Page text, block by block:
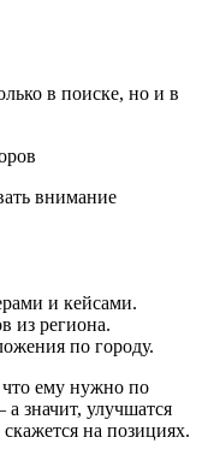
в поиске, но и в
внимание
и кейсами.
из региона.
по городу.
что ему нужно по
значит, улучшатся
на позициях.